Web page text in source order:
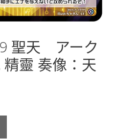
聖天 アーク
靈 奏像：天